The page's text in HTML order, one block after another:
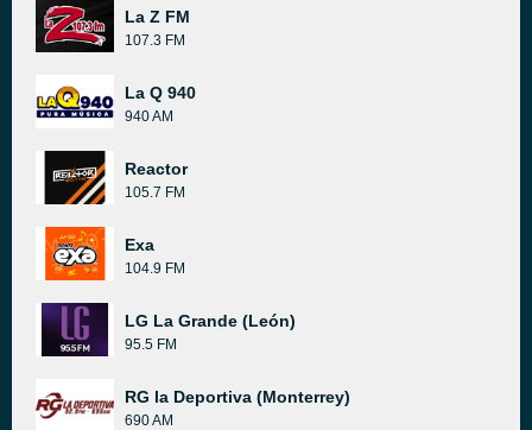
La Z FM
107.3 FM
La Q 940
940 AM
Reactor
105.7 FM
Exa
104.9 FM
LG La Grande (León)
95.5 FM
RG la Deportiva (Monterrey)
690 AM